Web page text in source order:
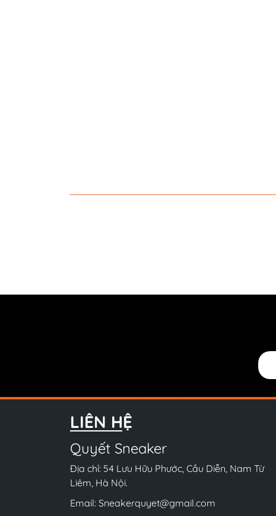
LIÊN HỆ
Quyết Sneaker
Địa chỉ: 54 Lưu Hữu Phước, Cầu Diễn, Nam Từ
Liêm, Hà Nội.
Email: Sneakerquyet@gmail.com